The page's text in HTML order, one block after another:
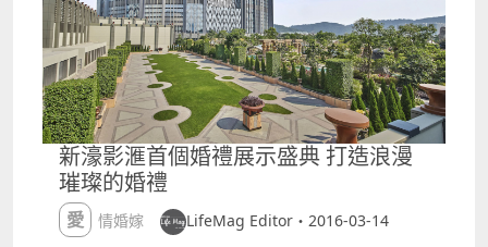
新濠影滙首個婚禮展示盛典 打造浪漫
璀璨的婚禮
愛情婚嫁
LifeMag Editor・2016-03-14